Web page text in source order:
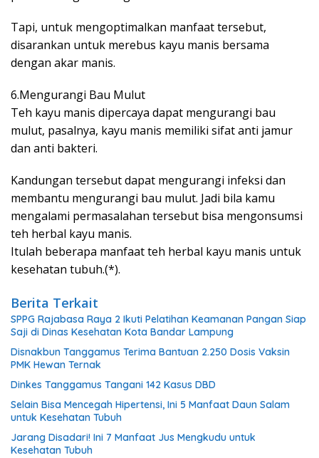
Tapi, untuk mengoptimalkan manfaat tersebut,
disarankan untuk merebus kayu manis bersama
dengan akar manis.
6.Mengurangi Bau Mulut
Teh kayu manis dipercaya dapat mengurangi bau
mulut, pasalnya, kayu manis memiliki sifat anti jamur
dan anti bakteri.
Kandungan tersebut dapat mengurangi infeksi dan
membantu mengurangi bau mulut. Jadi bila kamu
mengalami permasalahan tersebut bisa mengonsumsi
teh herbal kayu manis.
Itulah beberapa manfaat teh herbal kayu manis untuk
kesehatan tubuh.(*).
Berita Terkait
SPPG Rajabasa Raya 2 Ikuti Pelatihan Keamanan Pangan Siap
Saji di Dinas Kesehatan Kota Bandar Lampung
Disnakbun Tanggamus Terima Bantuan 2.250 Dosis Vaksin
PMK Hewan Ternak
Dinkes Tanggamus Tangani 142 Kasus DBD
Selain Bisa Mencegah Hipertensi, Ini 5 Manfaat Daun Salam
untuk Kesehatan Tubuh
Jarang Disadari! Ini 7 Manfaat Jus Mengkudu untuk
Kesehatan Tubuh